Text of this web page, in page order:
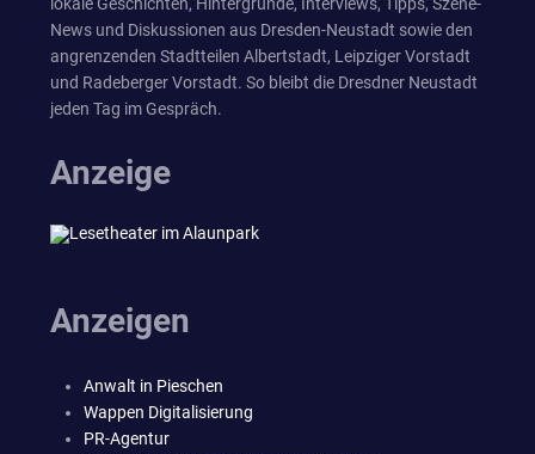
lokale Geschichten, Hintergründe, Interviews, Tipps, Szene-
News und Diskussionen aus Dresden-Neustadt sowie den
angrenzenden Stadtteilen Albertstadt, Leipziger Vorstadt
und Radeberger Vorstadt. So bleibt die Dresdner Neustadt
jeden Tag im Gespräch.
Anzeige
Anzeigen
Anwalt in Pieschen
Wappen Digitalisierung
PR-Agentur